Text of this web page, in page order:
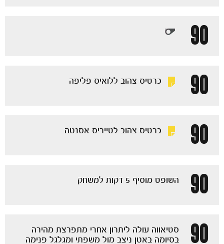
גלריה
90
90
כרטיס צהוב ללואיס פליפה
90 כרטיס צהוב לטייריס אסנטה
90 השופט מוסיף 5 דקות למשחק
90
סטיאווה עולה ליתרון אחרי מתפרצת מהירה
בסיומה באטן ניצב מול משפתי ומגלגל פנימה